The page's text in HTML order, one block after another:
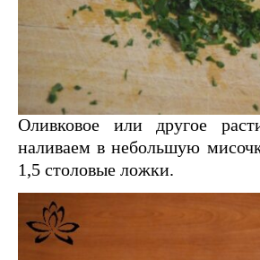
Оливковое или другое
наливаем в небольшую
1,5 столовые ложки.